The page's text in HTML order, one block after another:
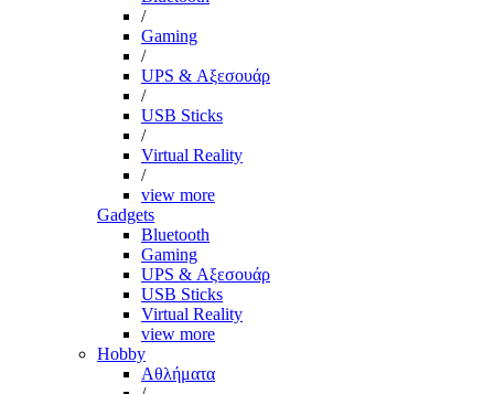
/
Gaming
/
UPS & Αξεσουάρ
/
USB Sticks
/
Virtual Reality
/
view more
Gadgets
Bluetooth
Gaming
UPS & Αξεσουάρ
USB Sticks
Virtual Reality
view more
Hobby
Αθλήματα